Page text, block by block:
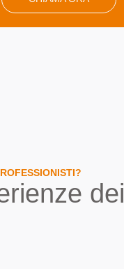
dei